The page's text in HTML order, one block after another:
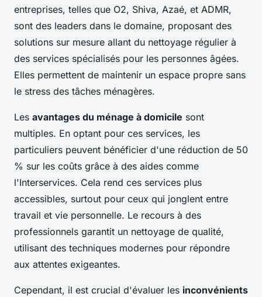
entreprises, telles que O2, Shiva, Azaé, et ADMR,
sont des leaders dans le domaine, proposant des
solutions sur mesure allant du nettoyage régulier à
des services spécialisés pour les personnes âgées.
Elles permettent de maintenir un espace propre sans
le stress des tâches ménagères.
Les avantages du ménage à domicile sont
multiples. En optant pour ces services, les
particuliers peuvent bénéficier d'une réduction de 50
% sur les coûts grâce à des aides comme
l'Interservices. Cela rend ces services plus
accessibles, surtout pour ceux qui jonglent entre
travail et vie personnelle. Le recours à des
professionnels garantit un nettoyage de qualité,
utilisant des techniques modernes pour répondre
aux attentes exigeantes.
Cependant, il est crucial d'évaluer les inconvénients